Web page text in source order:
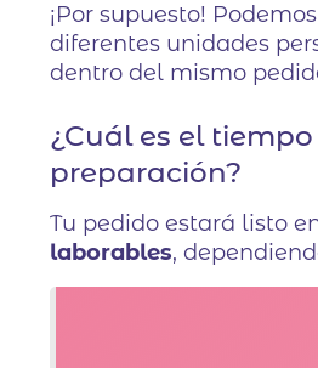
¡Por supuesto!
diferentes unidades
dentro del mismo
¿Cuál es el
preparación?
Tu pedido estará listo
laborables,